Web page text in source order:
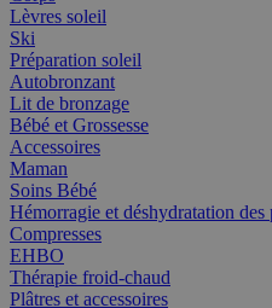
Lèvres soleil
Ski
Préparation soleil
Autobronzant
Lit de bronzage
Bébé et Grossesse
Accessoires
Maman
Soins Bébé
Hémorragie et déshydratation des
Compresses
EHBO
Thérapie froid-chaud
Plâtres et accessoires